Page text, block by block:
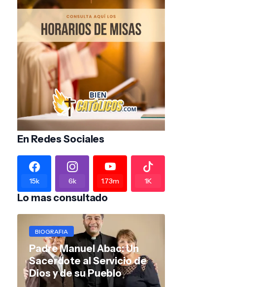
En Redes Sociales
15k 6k 1.73m 1K
Lo mas consultado
BIOGRAFIA
Padre Manuel Abac: Un
Sacerdote al Servicio de
Dios y de su Pueblo